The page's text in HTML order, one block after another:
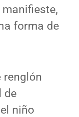
forma de
renglón
de
niño